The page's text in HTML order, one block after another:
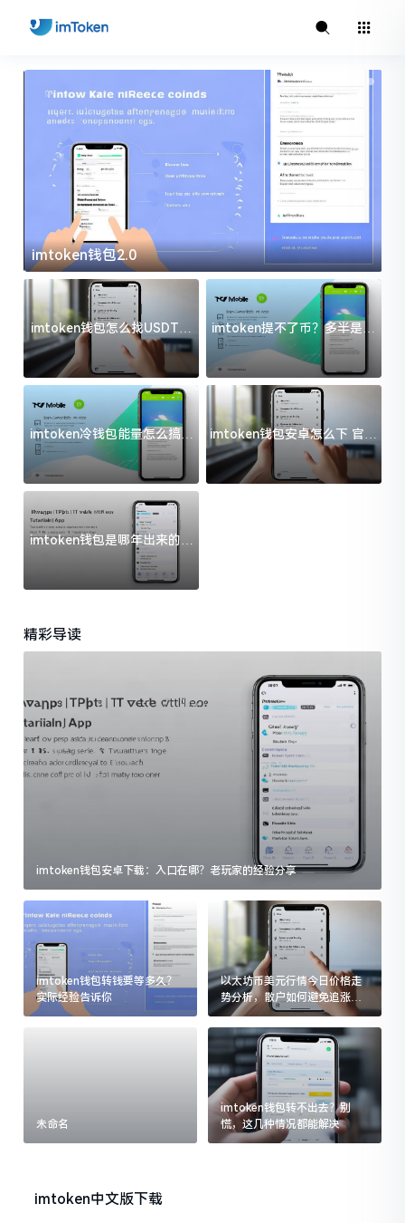
imtoken钱包2.0
imtoken钱包怎么找USDT地
址？三步搞定不踩坑
imtoken提不了币？多半是这
几件事没处理好
imtoken冷钱包能量怎么搞？
过来人告诉你门道
imtoken钱包安卓怎么下 官方
渠道避坑指南
imtoken钱包是哪年出来的？
一文给你说清楚
精彩导读
imtoken钱包安卓下载：入口在哪？老玩家的经验分享
imtoken钱包转钱要等多久？
实际经验告诉你
以太坊币美元行情今日价格走
势分析，散户如何避免追涨杀
跌被套牢
未命名
imtoken钱包转不出去？别
慌，这几种情况都能解决
imtoken中文版下载